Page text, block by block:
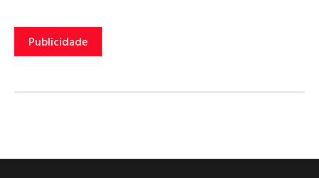
Publicidade